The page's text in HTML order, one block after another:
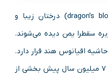
درختان خون اژد‌ها (dragon’s blood trees) درختان زیبا و
سقطرا یمن دیده می‌شوند.
اقیانوس هند قرار دارد.
جالب آن که این جزیره بین ۶ تا ۷ میلیون سال پیش بخشی از